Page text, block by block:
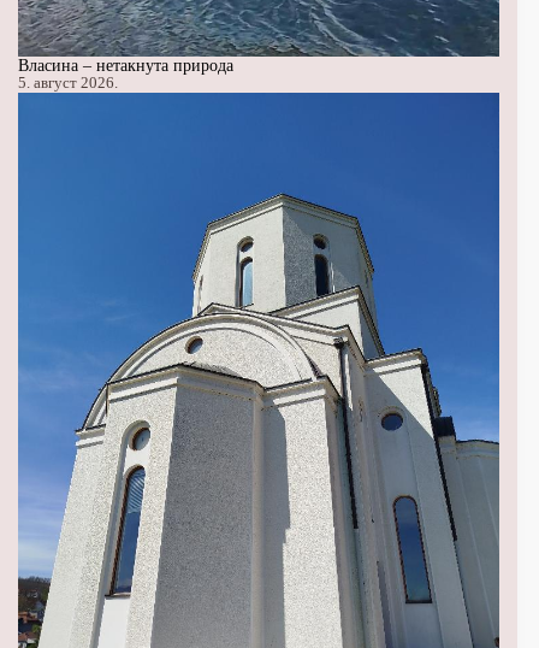
Власина – нетакнута природа
5. август 2026.